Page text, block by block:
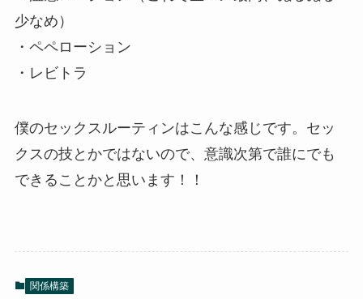
少なめ）
・ペペローション
・レビトラ
僕のセックスルーティンはこんな感じです。セッ
クスの技とかではないので、意識次第で誰にでも
できることかと思います！！
関係構築